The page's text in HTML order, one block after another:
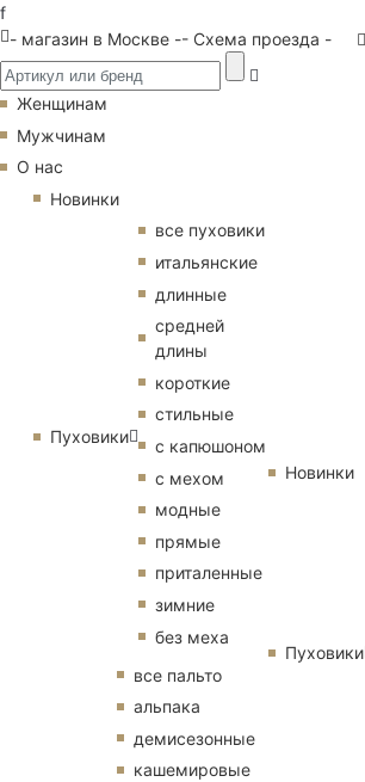
f
- магазин в Москве -- Схема проезда -
Женщинам
Мужчинам
О нас
Новинки
Пуховики
все пуховики
итальянские
длинные
средней
длины
короткие
стильные
с капюшоном
с мехом
модные
прямые
приталенные
зимние
без меха
все пальто
альпака
демисезонные
кашемировые
Новинки
Пуховики